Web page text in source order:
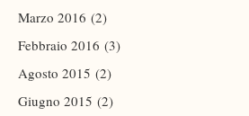
Marzo 2016 (2)
Febbraio 2016 (3)
Agosto 2015 (2)
Giugno 2015 (2)